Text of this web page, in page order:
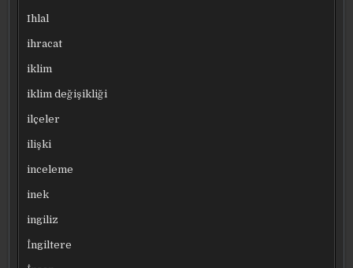
Ihlal
ihracat
iklim
iklim değişikliği
ilçeler
ilişki
inceleme
inek
ingiliz
İngiltere